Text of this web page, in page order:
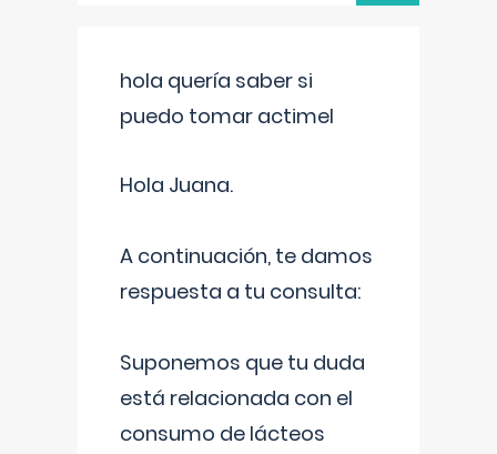
hola quería saber si
puedo tomar actimel
Hola Juana.
A continuación, te damos
respuesta a tu consulta:
Suponemos que tu duda
está relacionada con el
consumo de lácteos